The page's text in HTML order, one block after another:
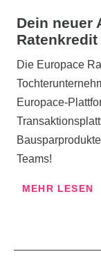
Dein neuer
Ratenkredit
Die Europace
Europace-
Teams!
MEHR LESEN